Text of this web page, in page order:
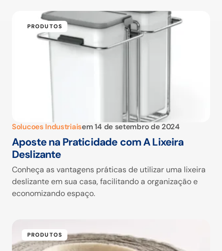
PRODUTOS
Solucoes Industriaisem 14 de setembro de 2024
Aposte na Praticidade com A Lixeira
Deslizante
Conheça as vantagens práticas de utilizar uma lixeira
deslizante em sua casa, facilitando a organização e
economizando espaço.
PRODUTOS